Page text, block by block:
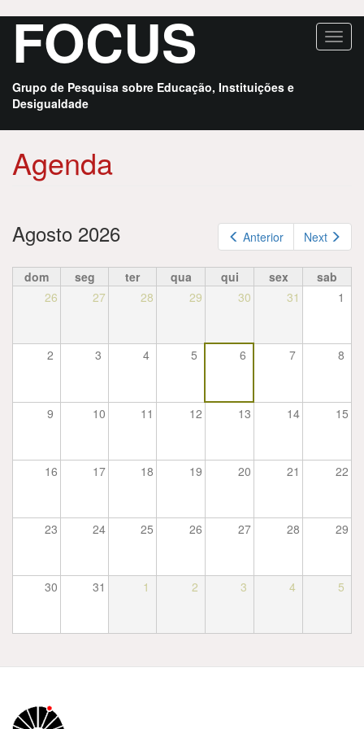
Pular
principal
FOCUS
Grupo de Pesquisa sobre Educação, Instituições e
Desigualdade
Agenda
Anterior Next
Agosto 2026
dom seg ter qua qui sex
sab
26
27 28 29 30 31 1
2 3 4 5 6 7 8
9 10 11 12 13 14 15
16 17 18 19 20 21 22
23 24 25 26 27 28 29
30 31 1 2 3 4 5